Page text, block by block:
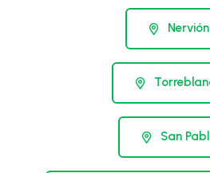
Nervión
San